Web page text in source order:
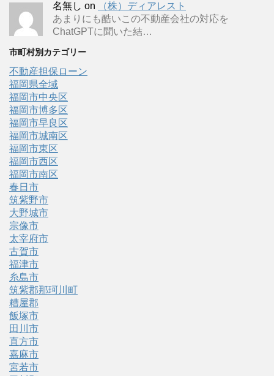
名無し on
（株）ディアレスト
あまりにも酷いこの不動産会社の対応を
ChatGPTに聞いた結…
市町村別カテゴリー
不動産担保ローン
福岡県全域
福岡市中央区
福岡市博多区
福岡市早良区
福岡市城南区
福岡市東区
福岡市西区
福岡市南区
春日市
筑紫野市
大野城市
宗像市
太宰府市
古賀市
福津市
糸島市
筑紫郡那珂川町
糟屋郡
飯塚市
田川市
直方市
嘉麻市
宮若市